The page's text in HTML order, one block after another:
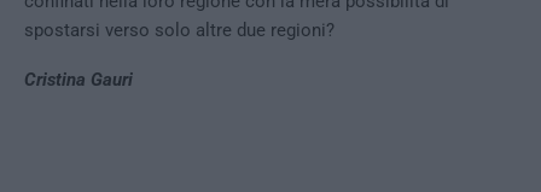
spostarsi verso solo altre due regioni?
Cristina Gauri